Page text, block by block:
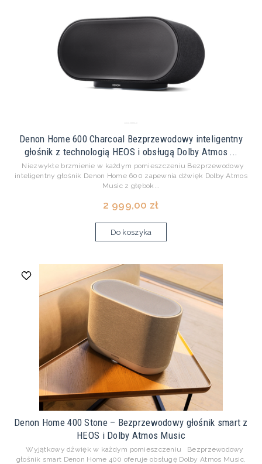
Denon Home 600 Charcoal Bezprzewodowy inteligentny
głośnik z technologią HEOS i obsługą Dolby Atmos ...
Niezwykłe brzmienie w każdym pomieszczeniu Bezprzewodowy
inteligentny głośnik Denon Home 600 zapewnia dźwięk Dolby Atmos
Music z głębok...
2 999,00 zł
Do koszyka
Denon Home 400 Stone – Bezprzewodowy głośnik smart z
HEOS i Dolby Atmos Music
Wyjątkowy dźwięk w każdym pomieszczeniu Bezprzewodowy
głośnik smart Denon Home 400 oferuje obsługę Dolby Atmos Music,